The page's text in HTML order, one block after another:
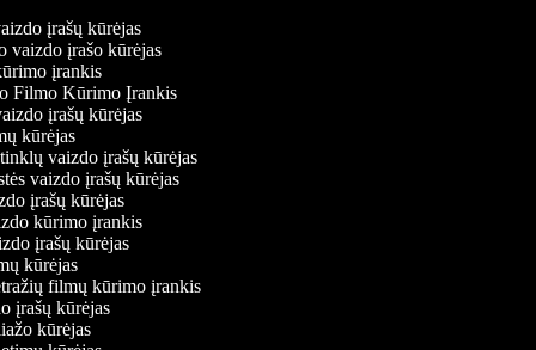
įrašų kūrėjas
vaizdo įrašo kūrėjas
įrankis
Filmo Kūrimo Įrankis
įrašų kūrėjas
kūrėjas
tinklų vaizdo įrašų kūrėjas
vaizdo įrašų kūrėjas
įrašų kūrėjas
kūrimo įrankis
įrašų kūrėjas
kūrėjas
filmų kūrimo įrankis
įrašų kūrėjas
kūrėjas